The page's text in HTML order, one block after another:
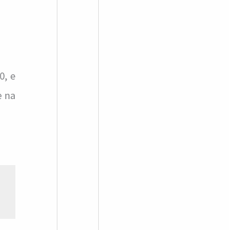
e
na